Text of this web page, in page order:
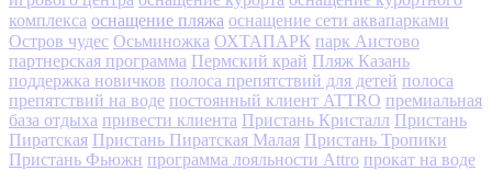
комплекса оснащение пляжа оснащение сети аквапарками
Остров чудес Осьминожка ОХТАПАРК парк Аистово
партнерская программа Пермский край Пляж Казань
поддержка новичков полоса препятствий для детей полоса
препятствий на воде постоянный клиент ATTRO премиальная
база отдыха привести клиента Пристань Кристалл Пристань
Пиратская Пристань Пиратская Малая Пристань Тропики
Пристань Фьюжн программа лояльности Attro прокат на воде